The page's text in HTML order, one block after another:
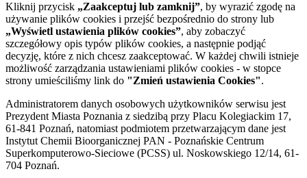
Kliknij przycisk „Zaakceptuj lub zamknij”, by wyrazić zgodę na
używanie plików cookies i przejść bezpośrednio do strony lub
„Wyświetl ustawienia plików cookies”, aby zobaczyć
szczegółowy opis typów plików cookies, a następnie podjąć
decyzję, które z nich chcesz zaakceptować. W każdej chwili istnieje
możliwość zarządzania ustawieniami plików cookies - w stopce
strony umieściliśmy link do "Zmień ustawienia Cookies".
Administratorem danych osobowych użytkowników serwisu jest
Prezydent Miasta Poznania z siedzibą przy Placu Kolegiackim 17,
61-841 Poznań, natomiast podmiotem przetwarzającym dane jest
Instytut Chemii Bioorganicznej PAN - Poznańskie Centrum
Superkomputerowo-Sieciowe (PCSS) ul. Noskowskiego 12/14, 61-
704 Poznań.